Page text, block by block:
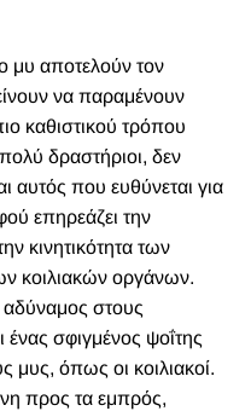
μυ αποτελούν τον
να παραμένουν
καθιστικού τρόπου
δραστήριοι, δεν
αυτός που ευθύνεται για
επηρεάζει την
κινητικότητα των
κοιλιακών οργάνων.
αδύναμος στους
σφιγμένος ψοΐτης
μυς, όπως οι κοιλιακοί.
προς τα εμπρός,